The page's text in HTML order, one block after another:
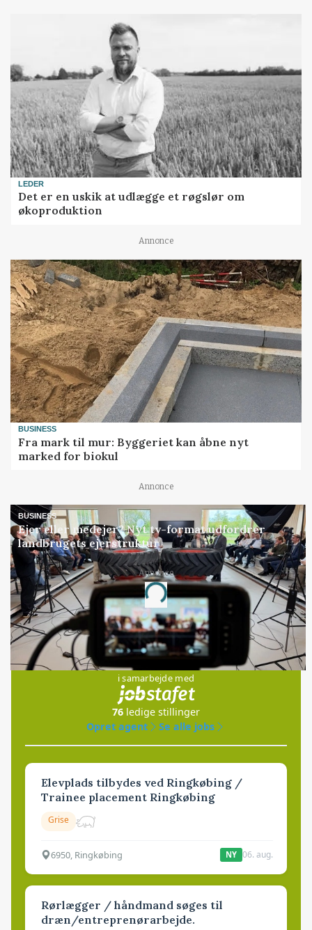
LEDER
Det er en uskik at udlægge et røgslør om
økoproduktion
Annonce
BUSINESS
Fra mark til mur: Byggeriet kan åbne nyt
marked for biokul
Annonce
BUSINESS
Ejer eller medejer? Nyt tv-format udfordrer
landbrugets ejerstruktur
Annonce
Loading...
Jobs
i samarbejde med
76 ledige stillinger
Opret agent
Se alle jobs
Elevplads tilbydes ved Ringkøbing /
Trainee placement Ringkøbing
Grise
6950, Ringkøbing NY 06. aug.
Rørlægger / håndmand søges til
dræn/entreprenørarbejde.